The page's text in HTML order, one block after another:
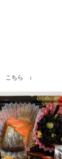
こちら ↓